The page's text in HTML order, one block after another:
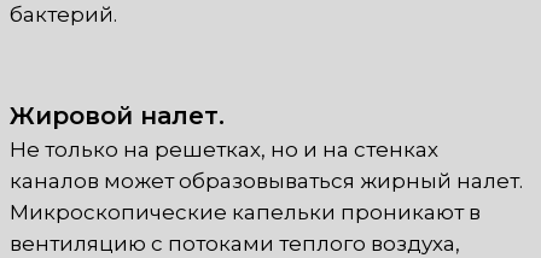
бактерий.
Жировой налет.
Не только на решетках, но и на стенках
каналов может образовываться жирный налет.
Микроскопические капельки проникают в
вентиляцию с потоками теплого воздуха,